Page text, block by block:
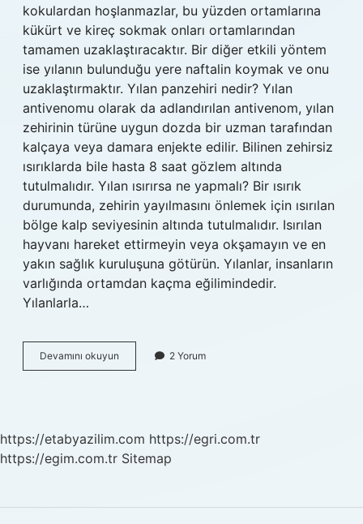
kokulardan hoşlanmazlar, bu yüzden ortamlarına
kükürt ve kireç sokmak onları ortamlarından
tamamen uzaklaştıracaktır. Bir diğer etkili yöntem
ise yılanın bulunduğu yere naftalin koymak ve onu
uzaklaştırmaktır. Yılan panzehiri nedir? Yılan
antivenomu olarak da adlandırılan antivenom, yılan
zehirinin türüne uygun dozda bir uzman tarafından
kalçaya veya damara enjekte edilir. Bilinen zehirsiz
ısırıklarda bile hasta 8 saat gözlem altında
tutulmalıdır. Yılan ısırırsa ne yapmalı? Bir ısırık
durumunda, zehirin yayılmasını önlemek için ısırılan
bölge kalp seviyesinin altında tutulmalıdır. Isırılan
hayvanı hareket ettirmeyin veya okşamayın ve en
yakın sağlık kuruluşuna götürün. Yılanlar, insanların
varlığında ortamdan kaçma eğilimindedir.
Yılanlarla…
Devamını okuyun
Ne
2 Yorum
https://etabyazilim.com https://egri.com.tr
https://egim.com.tr Sitemap